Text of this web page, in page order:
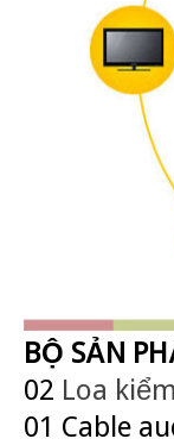
BỘ SẢN
02 Loa
01 Cable